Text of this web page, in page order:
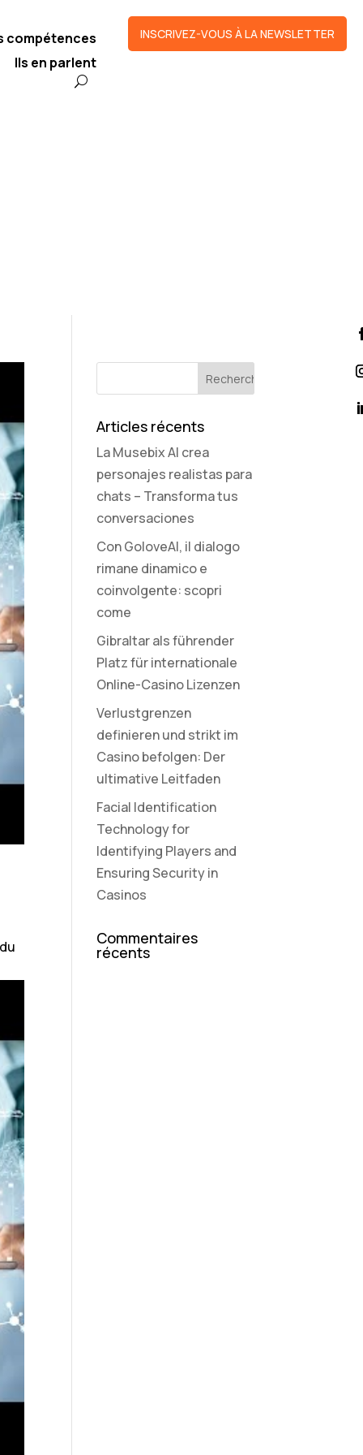
INSCRIVEZ-VOUS À LA NEWSLETTER
compétences
Ils en parlent
Articles récents
La Musebix AI crea
personajes realistas para
chats – Transforma tus
conversaciones
Con GoloveAI, il dialogo
rimane dinamico e
coinvolgente: scopri
come
Gibraltar als führender
Platz für internationale
Online-Casino Lizenzen
Verlustgrenzen
definieren und strikt im
Casino befolgen: Der
ultimative Leitfaden
Facial Identification
Technology for
Identifying Players and
Ensuring Security in
Casinos
Commentaires
récents